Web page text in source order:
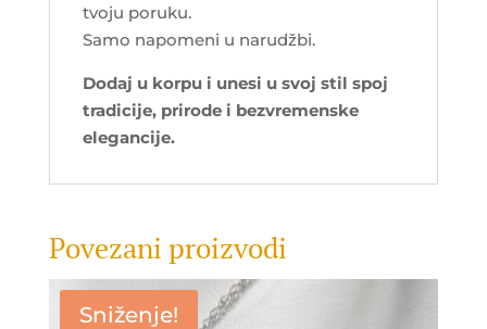
tvoju poruku.
Samo napomeni u narudžbi.
Dodaj u korpu i unesi u svoj stil spoj
tradicije, prirode i bezvremenske
elegancije.
Povezani proizvodi
Sniženje!